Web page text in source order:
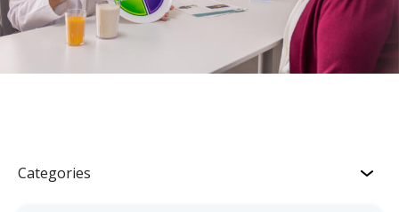
Categories